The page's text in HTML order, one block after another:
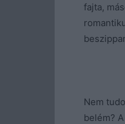
fajta,
Nem
belém?